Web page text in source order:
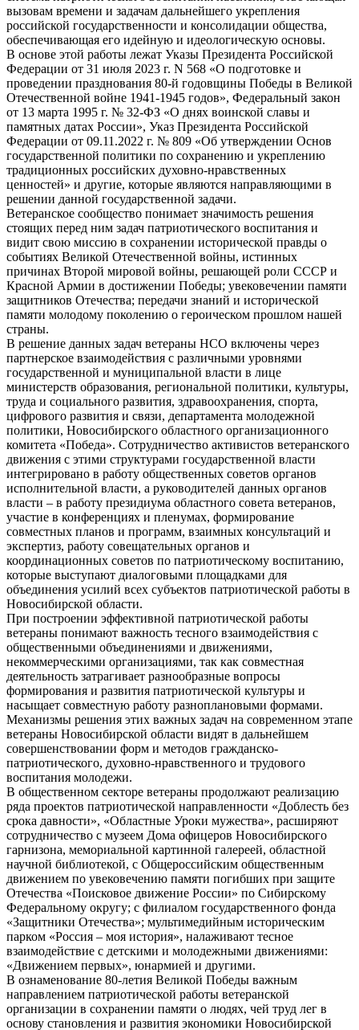
вызовам времени и задачам дальнейшего укрепления
российской государственности и консолидации общества,
обеспечивающая его идейную и идеологическую основы.
В основе этой работы лежат Указы Президента Российской
Федерации от 31 июля 2023 г. N 568 «О подготовке и
проведении празднования 80-й годовщины Победы в Великой
Отечественной войне 1941-1945 годов», Федеральный закон
от 13 марта 1995 г. № 32-ФЗ «О днях воинской славы и
памятных датах России», Указ Президента Российской
Федерации от 09.11.2022 г. № 809 «Об утверждении Основ
государственной политики по сохранению и укреплению
традиционных российских духовно-нравственных
ценностей» и другие, которые являются направляющими в
решении данной государственной задачи.
Ветеранское сообщество понимает значимость решения
стоящих перед ним задач патриотического воспитания и
видит свою миссию в сохранении исторической правды о
событиях Великой Отечественной войны, истинных
причинах Второй мировой войны, решающей роли СССР и
Красной Армии в достижении Победы; увековечении памяти
защитников Отечества; передачи знаний и исторической
памяти молодому поколению о героическом прошлом нашей
страны.
В решение данных задач ветераны НСО включены через
партнерское взаимодействия с различными уровнями
государственной и муниципальной власти в лице
министерств образования, региональной политики, культуры,
труда и социального развития, здравоохранения, спорта,
цифрового развития и связи, департамента молодежной
политики, Новосибирского областного организационного
комитета «Победа». Сотрудничество активистов ветеранского
движения с этими структурами государственной власти
интегрировано в работу общественных советов органов
исполнительной власти, а руководителей данных органов
власти – в работу президиума областного совета ветеранов,
участие в конференциях и пленумах, формирование
совместных планов и программ, взаимных консультаций и
экспертиз, работу совещательных органов и
координационных советов по патриотическому воспитанию,
которые выступают диалоговыми площадками для
объединения усилий всех субъектов патриотической работы в
Новосибирской области.
При построении эффективной патриотической работы
ветераны понимают важность тесного взаимодействия с
общественными объединениями и движениями,
некоммерческими организациями, так как совместная
деятельность затрагивает разнообразные вопросы
формирования и развития патриотической культуры и
насыщает совместную работу разноплановыми формами.
Механизмы решения этих важных задач на современном этапе
ветераны Новосибирской области видят в дальнейшем
совершенствовании форм и методов гражданско-
патриотического, духовно-нравственного и трудового
воспитания молодежи.
В общественном секторе ветераны продолжают реализацию
ряда проектов патриотической направленности «Доблесть без
срока давности», «Областные Уроки мужества», расширяют
сотрудничество с музеем Дома офицеров Новосибирского
гарнизона, мемориальной картинной галереей, областной
научной библиотекой, с Общероссийским общественным
движением по увековечению памяти погибших при защите
Отечества «Поисковое движение России» по Сибирскому
Федеральному округу; с филиалом государственного фонда
«Защитники Отечества»; мультимедийным историческим
парком «Россия – моя история», налаживают тесное
взаимодействие с детскими и молодежными движениями:
«Движением первых», юнармией и другими.
В ознаменование 80-летия Великой Победы важным
направлением патриотической работы ветеранской
организации в сохранении памяти о людях, чей труд лег в
основу становления и развития экономики Новосибирской